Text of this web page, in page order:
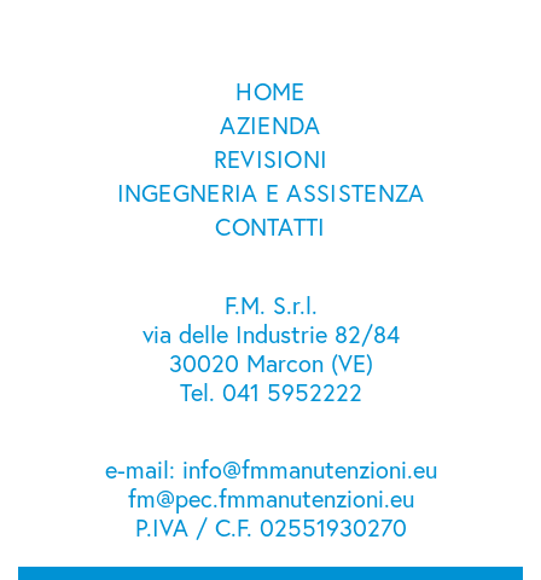
HOME
AZIENDA
REVISIONI
INGEGNERIA E ASSISTENZA
CONTATTI
F.M. S.r.l.
via delle Industrie 82/84
30020 Marcon (VE)
Tel. 041 5952222
e-mail: info@fmmanutenzioni.eu
fm@pec.fmmanutenzioni.eu
P.IVA / C.F. 02551930270